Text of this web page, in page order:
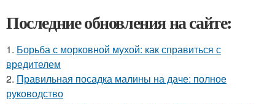
Последние обновления на сайте:
1. Борьба с морковной мухой: как справиться с
вредителем
2. Правильная посадка малины на даче: полное
руководство